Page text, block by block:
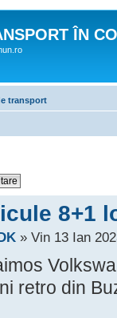
ÎN
transport
8+1
» Vin 13 Ian
retro din